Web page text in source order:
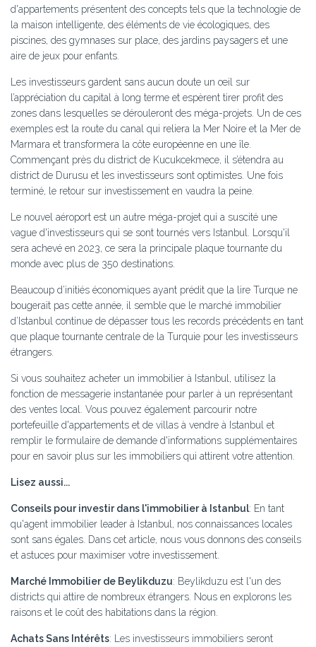
d'appartements présentent des concepts tels que la technologie de
la maison intelligente, des éléments de vie écologiques, des
piscines, des gymnases sur place, des jardins paysagers et une
aire de jeux pour enfants.
Les investisseurs gardent sans aucun doute un œil sur
l’appréciation du capital à long terme et espèrent tirer profit des
zones dans lesquelles se dérouleront des méga-projets. Un de ces
exemples est la route du canal qui reliera la Mer Noire et la Mer de
Marmara et transformera la côte européenne en une île.
Commençant près du district de Kucukcekmece, il s’étendra au
district de Durusu et les investisseurs sont optimistes. Une fois
terminé, le retour sur investissement en vaudra la peine.
Le nouvel aéroport est un autre méga-projet qui a suscité une
vague d'investisseurs qui se sont tournés vers Istanbul. Lorsqu'il
sera achevé en 2023, ce sera la principale plaque tournante du
monde avec plus de 350 destinations.
Beaucoup d’initiés économiques ayant prédit que la lire Turque ne
bougerait pas cette année, il semble que le marché immobilier
d’Istanbul continue de dépasser tous les records précédents en tant
que plaque tournante centrale de la Turquie pour les investisseurs
étrangers.
Si vous souhaitez acheter un immobilier à Istanbul, utilisez la
fonction de messagerie instantanée pour parler à un représentant
des ventes local. Vous pouvez également parcourir notre
portefeuille d'appartements et de villas à vendre à Istanbul et
remplir le formulaire de demande d'informations supplémentaires
pour en savoir plus sur les immobiliers qui attirent votre attention.
Lisez aussi...
Conseils pour investir dans l'immobilier à Istanbul: En tant
qu'agent immobilier leader à Istanbul, nos connaissances locales
sont sans égales. Dans cet article, nous vous donnons des conseils
et astuces pour maximiser votre investissement.
Marché Immobilier de Beylikduzu: Beylikduzu est l'un des
districts qui attire de nombreux étrangers. Nous en explorons les
raisons et le coût des habitations dans la région.
Achats Sans Intérêts: Les investisseurs immobiliers seront